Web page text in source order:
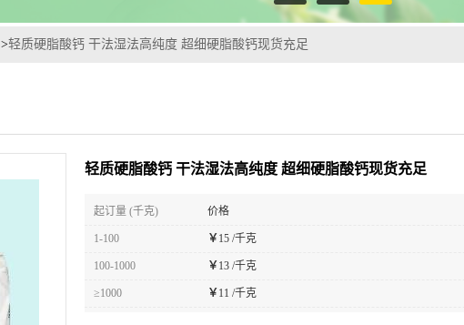
>轻质硬脂酸钙 干法湿法高纯度 超细硬脂酸钙现货充足
轻质硬脂酸钙 干法湿法高纯度 超细硬脂酸钙现货充足
起订量 (千克) 价格
1-100 ￥ 15 /千克
100-1000 ￥ 13 /千克
≥1000 ￥ 11 /千克